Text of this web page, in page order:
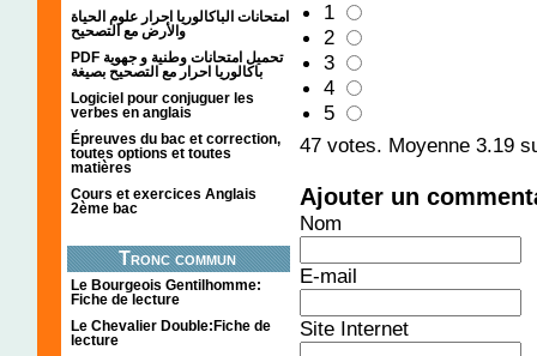
امتحانات الباكالوريا احرار علوم الحياة
والأرض مع التصحيح
PDF تحميل امتحانات وطنية و جهوية
باكالوريا احرار مع التصحيح بصيغة
Logiciel pour conjuguer les
verbes en anglais
Épreuves du bac et correction,
toutes options et toutes
matières
Cours et exercices Anglais
2ème bac
Tronc commun
Le Bourgeois Gentilhomme:
Fiche de lecture
Le Chevalier Double:Fiche de
lecture
1
2
3
4
5
47 votes. Moyenne 3.19
Ajouter un
Nom
E-mail
Site Internet